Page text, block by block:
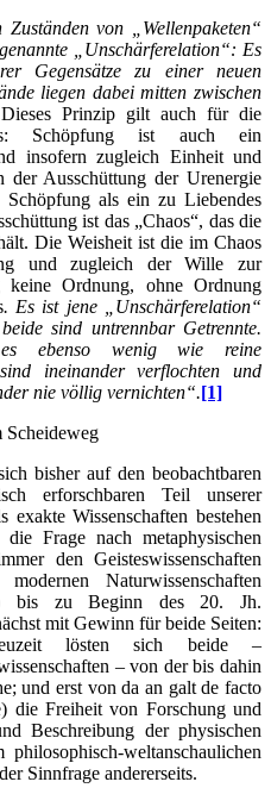
Zuständen von „Wellenpaketen“
„Unschärferelation“: Es
Gegensätze zu einer neuen
liegen dabei mitten zwischen
Dieses Prinzip gilt auch für die
Schöpfung ist auch ein
insofern zugleich Einheit und
Ausschüttung der Urenergie
Schöpfung als ein zu Liebendes
ist das „Chaos“, das die
Die Weisheit ist die im Chaos
und zugleich der Wille zur
keine Ordnung, ohne Ordnung
. Es ist jene „Unschärferelation“
sind untrennbar Getrennte.
ebenso wenig wie reine
ineinander verflochten und
nie völlig vernichten“.[1]
Scheideweg
bisher auf den beobachtbaren
erforschbaren Teil unserer
Wissenschaften bestehen
Frage nach metaphysischen
den Geisteswissenschaften
Naturwissenschaften
bis zu Beginn des 20. Jh.
mit Gewinn für beide Seiten:
lösten sich beide –
– von der bis dahin
und erst von da an galt de facto
die Freiheit von Forschung und
Beschreibung der physischen
weltanschaulichen
Sinnfrage andererseits.